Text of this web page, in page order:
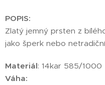
POPIS:
Zlatý jemný prsten z
jako šperk nebo
Materiál: 14kar 585/1000
Váha: